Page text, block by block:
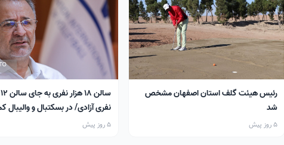
رئیس هیئت گلف استان اصفهان مشخص
شد
5 روز پیش
نفری آزادی/ در بسکتبال و والیبال
سالن داریم
5 روز پیش